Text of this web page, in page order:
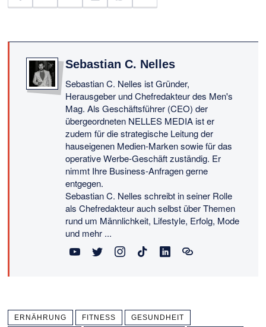
Sebastian C. Nelles
Sebastian C. Nelles ist Gründer,
Herausgeber und Chefredakteur des Men's
Mag. Als Geschäftsführer (CEO) der
übergeordneten NELLES MEDIA ist er
zudem für die strategische Leitung der
hauseigenen Medien-Marken sowie für das
operative Werbe-Geschäft zuständig. Er
nimmt Ihre Business-Anfragen gerne
entgegen.
Sebastian C. Nelles schreibt in seiner Rolle
als Chefredakteur auch selbst über Themen
rund um Männlichkeit, Lifestyle, Erfolg, Mode
und mehr ...
ERNÄHRUNG FITNESS
GESUNDHEIT